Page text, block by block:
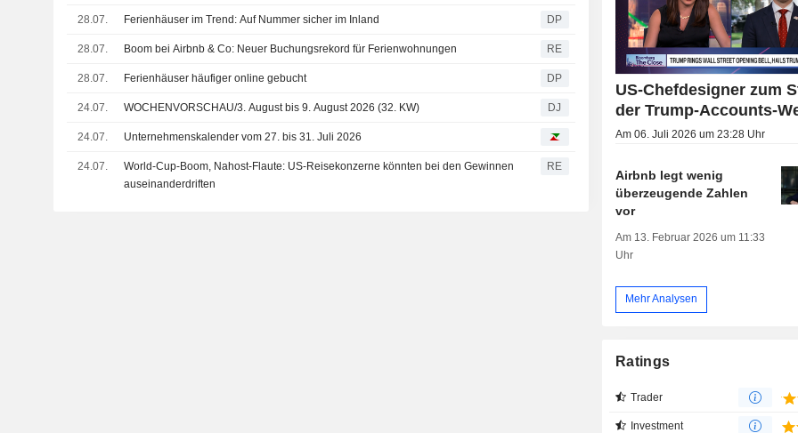
28.07. Ferienhäuser im Trend: Auf Nummer sicher im Inland DP
28.07. Boom bei Airbnb & Co: Neuer Buchungsrekord für Ferienwohnungen RE
28.07. Ferienhäuser häufiger online gebucht DP
24.07. WOCHENVORSCHAU/3. August bis 9. August 2026 (32. KW) DJ
24.07. Unternehmenskalender vom 27. bis 31. Juli 2026
24.07.
World-Cup-Boom, Nahost-Flaute: US-Reisekonzerne könnten bei den Gewinnen
auseinanderdriften
RE
US-Chefdesigner zum
der Trump-Accounts-
Am 06. Juli 2026 um 23:28 Uhr
Airbnb legt wenig
überzeugende Zahlen
vor
Am 13. Februar 2026 um 11:33
Uhr
Mehr Analysen
Ratings
Trader
Investment